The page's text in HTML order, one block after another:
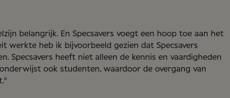
belangrijk. En Specsavers voegt een hoop toe aan het
werkte heb ik bijvoorbeeld gezien dat Specsavers
Specsavers heeft niet alleen de kennis en vaardigheden
ook studenten, waardoor de overgang van